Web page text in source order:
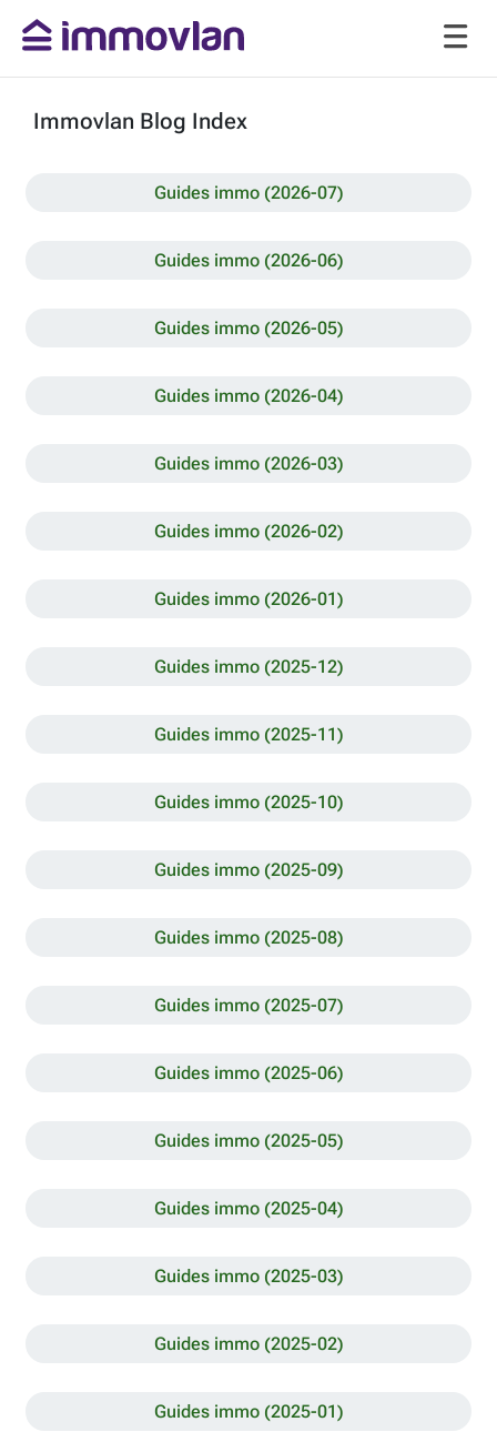
Immovlan Blog Index
Guides immo (2026-07)
Guides immo (2026-06)
Guides immo (2026-05)
Guides immo (2026-04)
Guides immo (2026-03)
Guides immo (2026-02)
Guides immo (2026-01)
Guides immo (2025-12)
Guides immo (2025-11)
Guides immo (2025-10)
Guides immo (2025-09)
Guides immo (2025-08)
Guides immo (2025-07)
Guides immo (2025-06)
Guides immo (2025-05)
Guides immo (2025-04)
Guides immo (2025-03)
Guides immo (2025-02)
Guides immo (2025-01)